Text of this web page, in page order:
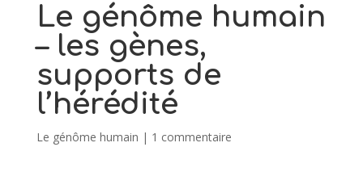
Le génôme humain
– les gènes,
supports de
l’hérédité
Le génôme humain | 1 commentaire